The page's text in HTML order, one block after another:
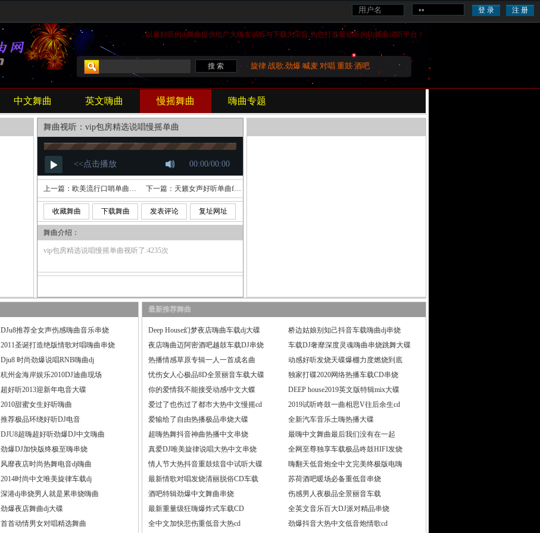
以最好听的dj舞曲提供给广大嗨友试听与下载为宗旨,为您打造最动听的Dj舞曲试听平台！
旋律 战歌 劲爆 喊麦 对唱 重鼓 酒吧
中文舞曲 英文嗨曲 慢摇舞曲 嗨曲专题
舞曲视听：vip包房精选说唱慢摇单曲
上一篇： 欧美流行口哨单曲Walk Away 下一篇： 天籁女声好听单曲faded越南鼓remix
收藏舞曲 下载舞曲 发表评论 复址网址
舞曲介绍：
vip包房精选说唱慢摇单曲视听了:4235次
DJu8推荐全女声伤感嗨曲音乐串烧
2011圣诞打造绝版情歌对唱嗨曲串烧
Dju8 时尚劲爆说唱RNB嗨曲dj
杭州金海岸娱乐2010DJ迪曲现场
超好听2013迎新年电音大碟
2010甜蜜女生好听嗨曲
推荐极品环绕好听DJ电音
DJU8超嗨超好听劲爆DJ中文嗨曲
劲爆DJ加快版终极至嗨串烧
风靡夜店时尚热舞电音dj嗨曲
2014时尚中文唯美旋律车载dj
深港dj串烧男人就是累串烧嗨曲
劲爆夜店舞曲dj大碟
首首动情男女对唱精选舞曲
最新推荐舞曲
Deep House幻梦夜店嗨曲车载dj大碟
桥边姑娘别知己抖音车载嗨曲dj串烧
夜店嗨曲迈阿密酒吧越鼓车载DJ串烧
车载DJ奢靡深度灵魂嗨曲串烧跳舞大碟
热播情感草原专辑一人一首成名曲
动感好听发烧天碟爆棚力度燃烧到底
忧伤女人心极品8D全景丽音车载大碟
独家打碟2020网络热播车载CD串烧
你的爱情我不能接受动感中文大蝶
DEEP house2019英文版特辑mix大碟
爱过了也伤过了都市大热中文慢摇cd
2019试听咚鼓一曲相思V往后余生cd
爱输给了自由热播极品串烧大碟
全新汽车音乐土嗨热播大碟
超嗨热舞抖音神曲热播中文串烧
最嗨中文舞曲最后我们没有在一起
真爱DJ唯美旋律说唱大热中文串烧
全网至尊独享车载极品咚鼓HIFI发烧
情人节大热抖音重鼓炫音中试听大碟
嗨翻天低音炮全中文完美终极版电嗨
最新情歌对唱发烧清丽脱俗CD车载
苏荷酒吧暖场必备重低音串烧
酒吧特辑劲爆中文舞曲串烧
伤感男人夜极品全景丽音车载
最新重量级狂嗨爆炸式车载CD
全英文音乐百大DJ派对精品串烧
全中文加快悲伤重低音大热cd
劲爆抖音大热中文低音炮情歌cd